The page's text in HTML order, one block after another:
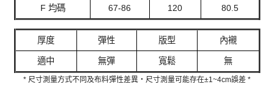
F 均碼 67-86 120 80.5
厚度 彈性 版型 內襯
適中 無彈 寬鬆 無
* 尺寸測量方式不同及布料彈性差異‧尺寸測量可能存在±1~4cm誤差 *